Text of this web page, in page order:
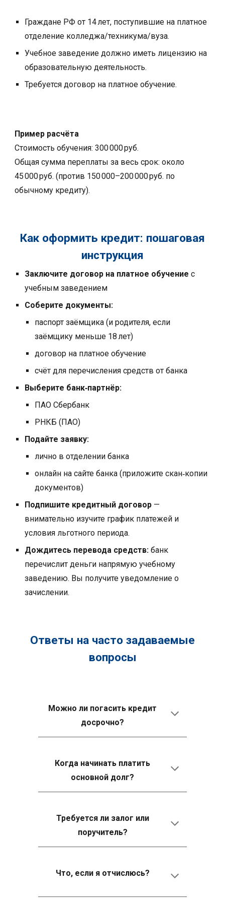
Граждане РФ от 14 лет, поступившие на платное
отделение колледжа/техникума/вуза.
Учебное заведение должно иметь лицензию на
образовательную деятельность.
Требуется договор на платное обучение.
Пример расчёта
Стоимость обучения: 300 000 руб.
Общая сумма переплаты за весь срок: около
45 000 руб. (против 150 000–200 000 руб. по
обычному кредиту).
Как оформить кредит: пошаговая
инструкция
Заключите договор на платное обучение с
учебным заведением
Соберите документы:
паспорт заёмщика (и родителя, если
заёмщику меньше 18 лет)
договор на платное обучение
счёт для перечисления средств от банка
Выберите банк‑партнёр:
ПАО Сбербанк
РНКБ (ПАО)
Подайте заявку:
лично в отделении банка
онлайн на сайте банка (приложите скан‑копии
документов)
Подпишите кредитный договор —
внимательно изучите график платежей и
условия льготного периода.
Дождитесь перевода средств: банк
перечислит деньги напрямую учебному
заведению. Вы получите уведомление о
зачислении.
Ответы на часто задаваемые
вопросы
Можно ли погасить кредит
досрочно?
Когда начинать платить
основной долг?
Требуется ли залог или
поручитель?
Что, если я отчислюсь?